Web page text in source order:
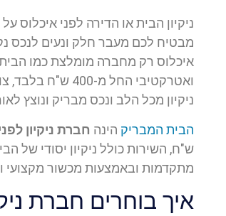
ניקיון הבית או הדירה לפני איכלוס
מבטיח לכם מעבר חלק ונעים לנכס
איכלוס רק מחברה מומלצת כמו
ואטרקטיבי החל
ניקיון מכל הלב ונכס מבריק ונוצץ
הבית המבריק הינה חברת ניקיון
ש"ח, השירות כולל ניקיון יסודי של
מתקדמות ובאמצעות מכשור מקצועי
איך בוחרים חברת